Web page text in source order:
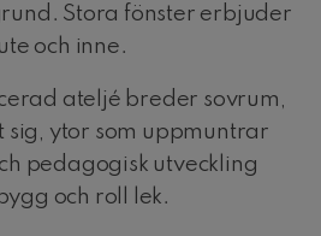
Stora fönster erbjuder
och inne.
ateljé breder sovrum,
sig, ytor som uppmuntrar
pedagogisk utveckling
och roll lek.